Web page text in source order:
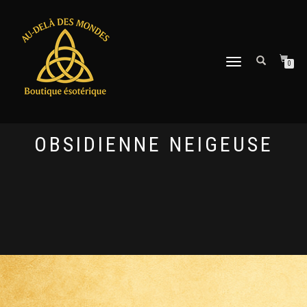
DÉPLIER
0
OBSIDIENNE NEIGEUSE